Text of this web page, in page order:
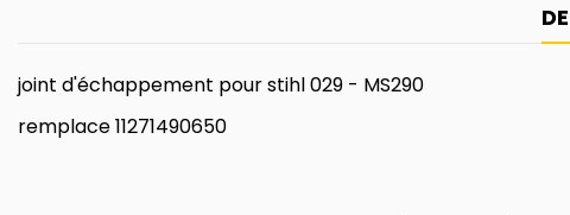
joint d'échappement pour stihl 029 - MS290
remplace 11271490650